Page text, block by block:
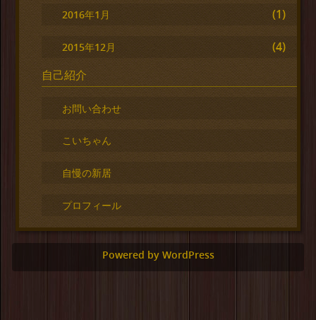
2016年1月 (1)
2015年12月
(4)
自己紹介
お問い合わせ
こいちゃん
自慢の新居
プロフィール
Powered by WordPress